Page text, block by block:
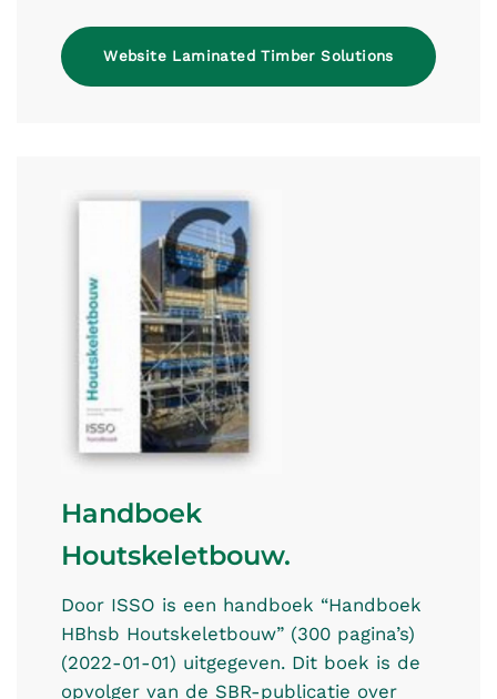
Website Laminated Timber Solutions
Handboek
Houtskeletbouw.
Door ISSO is een handboek “Handboek
HBhsb Houtskeletbouw” (300 pagina’s)
(2022-01-01) uitgegeven. Dit boek is de
opvolger van de SBR-publicatie over